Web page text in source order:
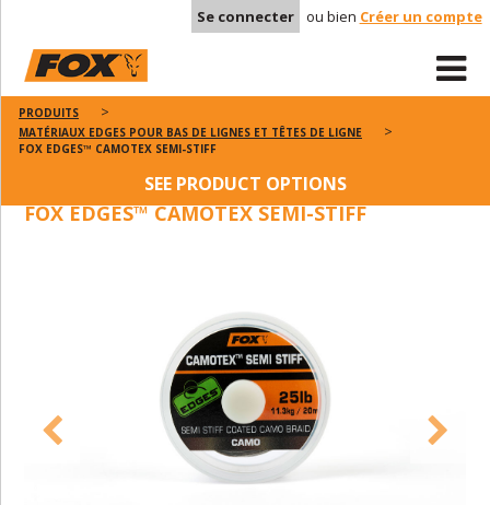
Se connecter ou bien Créer un compte
PRODUITS
MATÉRIAUX EDGES POUR BAS DE LIGNES ET TÊTES DE LIGNE
FOX EDGES™ CAMOTEX SEMI-STIFF
SEE PRODUCT OPTIONS
FOX EDGES™ CAMOTEX SEMI-STIFF